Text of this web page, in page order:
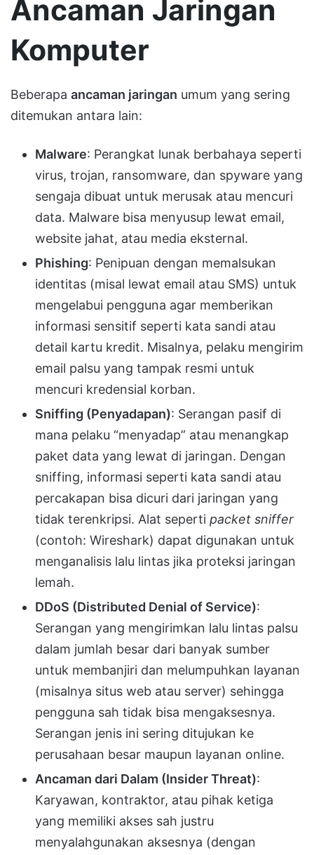
Ancaman Jaringan
Komputer
Beberapa ancaman jaringan umum yang sering
ditemukan antara lain:
Malware: Perangkat lunak berbahaya seperti
virus, trojan, ransomware, dan spyware yang
sengaja dibuat untuk merusak atau mencuri
data. Malware bisa menyusup lewat email,
website jahat, atau media eksternal.
Phishing: Penipuan dengan memalsukan
identitas (misal lewat email atau SMS) untuk
mengelabui pengguna agar memberikan
informasi sensitif seperti kata sandi atau
detail kartu kredit. Misalnya, pelaku mengirim
email palsu yang tampak resmi untuk
mencuri kredensial korban.
Sniffing (Penyadapan): Serangan pasif di
mana pelaku “menyadap” atau menangkap
paket data yang lewat di jaringan. Dengan
sniffing, informasi seperti kata sandi atau
percakapan bisa dicuri dari jaringan yang
tidak terenkripsi. Alat seperti packet sniffer
(contoh: Wireshark) dapat digunakan untuk
menganalisis lalu lintas jika proteksi jaringan
lemah.
DDoS (Distributed Denial of Service):
Serangan yang mengirimkan lalu lintas palsu
dalam jumlah besar dari banyak sumber
untuk membanjiri dan melumpuhkan layanan
(misalnya situs web atau server) sehingga
pengguna sah tidak bisa mengaksesnya.
Serangan jenis ini sering ditujukan ke
perusahaan besar maupun layanan online.
Ancaman dari Dalam (Insider Threat):
Karyawan, kontraktor, atau pihak ketiga
yang memiliki akses sah justru
menyalahgunakan aksesnya (dengan